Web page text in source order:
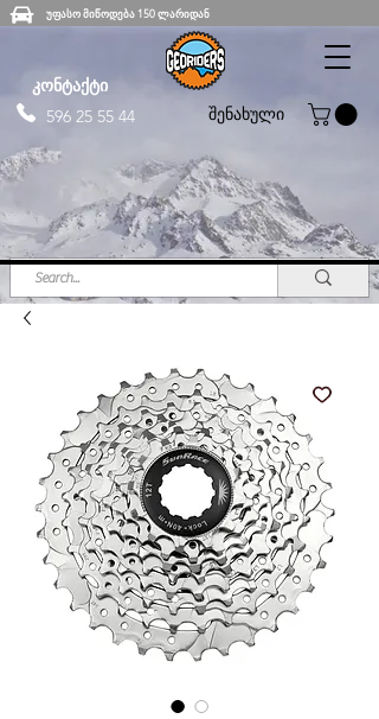
უფასო მიწოდება 150 ლარიდან
კონტაქტი
596 25 55 44
შენახული